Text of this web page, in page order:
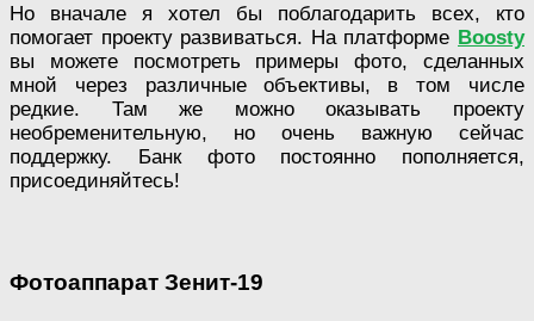
Но вначале я хотел бы поблагодарить всех, кто
помогает проекту развиваться. На платформе Boosty
вы можете посмотреть примеры фото, сделанных
мной через различные объективы, в том числе
редкие. Там же можно оказывать проекту
необременительную, но очень важную сейчас
поддержку. Банк фото постоянно пополняется,
присоединяйтесь!
Фотоаппарат Зенит-19